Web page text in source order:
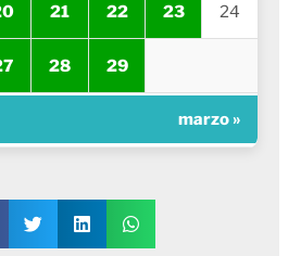
21 22 23 24
28 29
marzo »